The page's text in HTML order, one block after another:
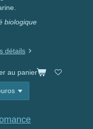
biologique
détails
au panier